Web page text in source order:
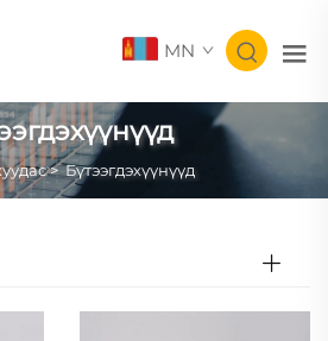
MN
>Бүтээгдэхүүнүүд